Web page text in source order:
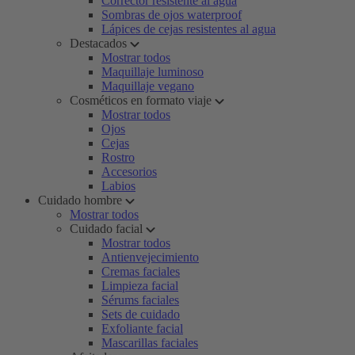
Sombras de ojos waterproof
Lápices de cejas resistentes al agua
Destacados
Mostrar todos
Maquillaje luminoso
Maquillaje vegano
Cosméticos en formato viaje
Mostrar todos
Ojos
Cejas
Rostro
Accesorios
Labios
Cuidado hombre
Mostrar todos
Cuidado facial
Mostrar todos
Antienvejecimiento
Cremas faciales
Limpieza facial
Sérums faciales
Sets de cuidado
Exfoliante facial
Mascarillas faciales